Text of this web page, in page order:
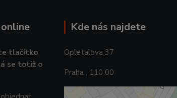
tlačítko
se totiž o
Kde nás najdete
Opletalova 37
Praha , 110 00